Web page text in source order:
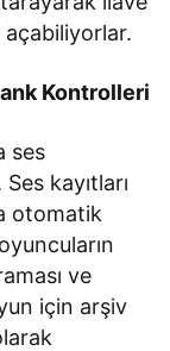
açabiliyorlar.
Kontrolleri
ses
kayıtları
otomatik
ve
için arşiv